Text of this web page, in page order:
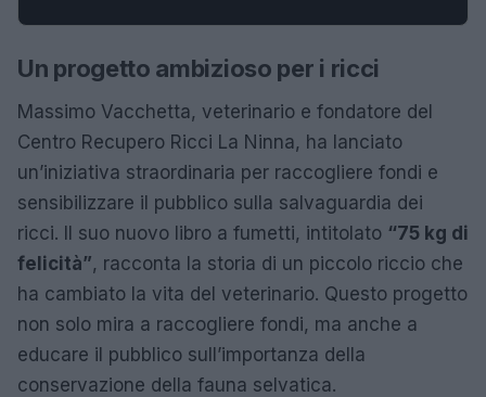
Un progetto ambizioso per i ricci
Massimo Vacchetta, veterinario e fondatore del
Centro Recupero Ricci La Ninna, ha lanciato
un’iniziativa straordinaria per raccogliere fondi e
sensibilizzare il pubblico sulla salvaguardia dei
ricci. Il suo nuovo libro a fumetti, intitolato “75 kg di
felicità”, racconta la storia di un piccolo riccio che
ha cambiato la vita del veterinario. Questo progetto
non solo mira a raccogliere fondi, ma anche a
educare il pubblico sull’importanza della
conservazione della fauna selvatica.